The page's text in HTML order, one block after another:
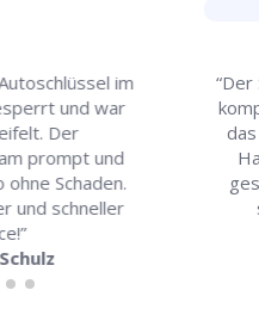
im
und war
Der
prompt und
Schaden.
und schneller